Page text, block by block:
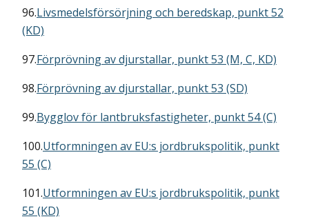
96.Livsmedelsförsörjning och beredskap, punkt 52
(KD)
97.Förprövning av djurstallar, punkt 53 (M, C, KD)
98.Förprövning av djurstallar, punkt 53 (SD)
99.Bygglov för lantbruksfastigheter, punkt 54 (C)
100.Utformningen av EU:s jordbrukspolitik, punkt
55 (C)
101.Utformningen av EU:s jordbrukspolitik, punkt
55 (KD)